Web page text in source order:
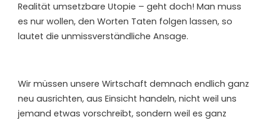
Realität umsetzbare Utopie – geht doch! Man muss
es nur wollen, den Worten Taten folgen lassen, so
lautet die unmissverständliche Ansage.
Wir müssen unsere Wirtschaft demnach endlich ganz
neu ausrichten, aus Einsicht handeln, nicht weil uns
jemand etwas vorschreibt, sondern weil es ganz